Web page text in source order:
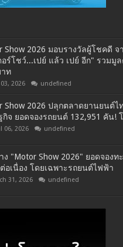
Show 2026 มอบรางวัลผู้โชคดี จ
อร์โชว์...เปย์ แล้ว เปย์ อีก" รวมมู
ท
03, 2026 undefined
Show 2026 ปลุกตลาดยานยนต์ไ
กิจ ยอดจองรถยนต์ 132,951 คัน!
06, 2026 undefined
ง "Motor Show 2026" ยอดจอง
อเนื่อง โดยเฉพาะรถยนต์ไฟฟ้า
31, 2026 undefined